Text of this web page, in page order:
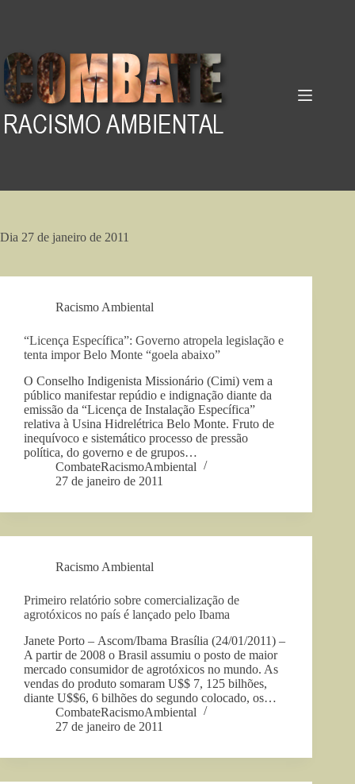
Dia 27 de janeiro de 2011
Racismo Ambiental
“Licença Específica”: Governo atropela legislação e
tenta impor Belo Monte “goela abaixo”
O Conselho Indigenista Missionário (Cimi) vem a
público manifestar repúdio e indignação diante da
emissão da “Licença de Instalação Específica”
relativa à Usina Hidrelétrica Belo Monte. Fruto de
inequívoco e sistemático processo de pressão
política, do governo e de grupos…
CombateRacismoAmbiental
27 de janeiro de 2011
Racismo Ambiental
Primeiro relatório sobre comercialização de
agrotóxicos no país é lançado pelo Ibama
Janete Porto – Ascom/Ibama Brasília (24/01/2011) –
A partir de 2008 o Brasil assumiu o posto de maior
mercado consumidor de agrotóxicos no mundo. As
vendas do produto somaram U$$ 7, 125 bilhões,
diante U$$6, 6 bilhões do segundo colocado, os…
CombateRacismoAmbiental
27 de janeiro de 2011